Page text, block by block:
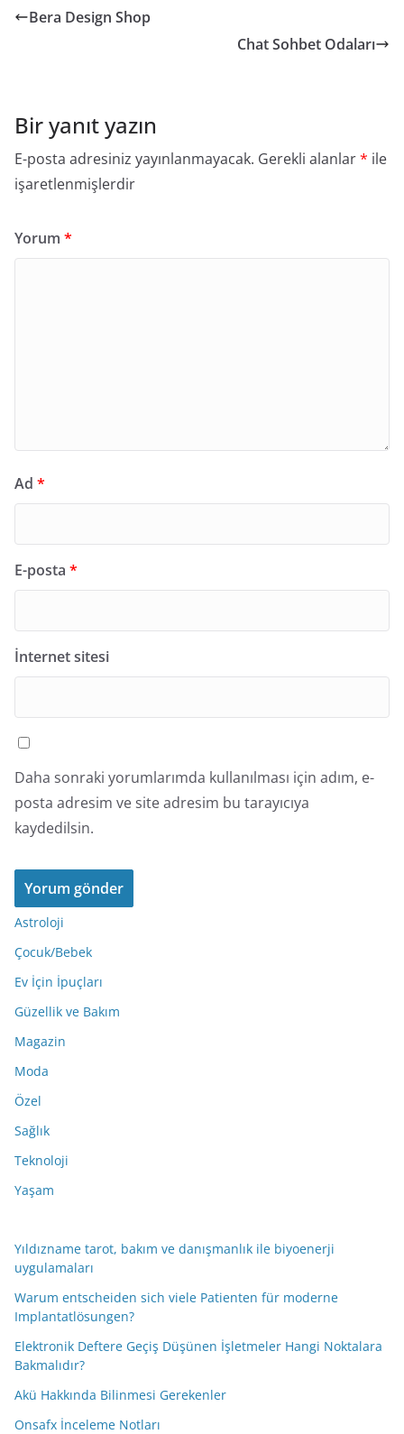
Bera Design Shop
Chat Sohbet Odaları
Bir yanıt yazın
E-posta adresiniz yayınlanmayacak. Gerekli alanlar* ile
işaretlenmişlerdir
Yorum *
Ad *
E-posta *
İnternet sitesi
Daha sonraki yorumlarımda kullanılması için adım, e-
posta adresim ve site adresim bu tarayıcıya
kaydedilsin.
Astroloji
Çocuk/Bebek
Ev İçin İpuçları
Güzellik ve Bakım
Magazin
Moda
Özel
Sağlık
Teknoloji
Yaşam
Yıldızname tarot, bakım ve danışmanlık ile biyoenerji
uygulamaları
Warum entscheiden sich viele Patienten für moderne
Implantatlösungen?
Elektronik Deftere Geçiş Düşünen İşletmeler Hangi Noktalara
Bakmalıdır?
Akü Hakkında Bilinmesi Gerekenler
Onsafx İnceleme Notları